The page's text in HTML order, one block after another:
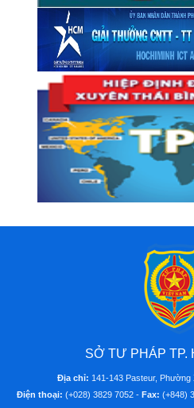
SỞ TƯ PHÁP TP.
Địa chỉ: 141-143 Pasteur, Phường
Điện thoại: (+028) 3829 7052 - Fax: (+848)